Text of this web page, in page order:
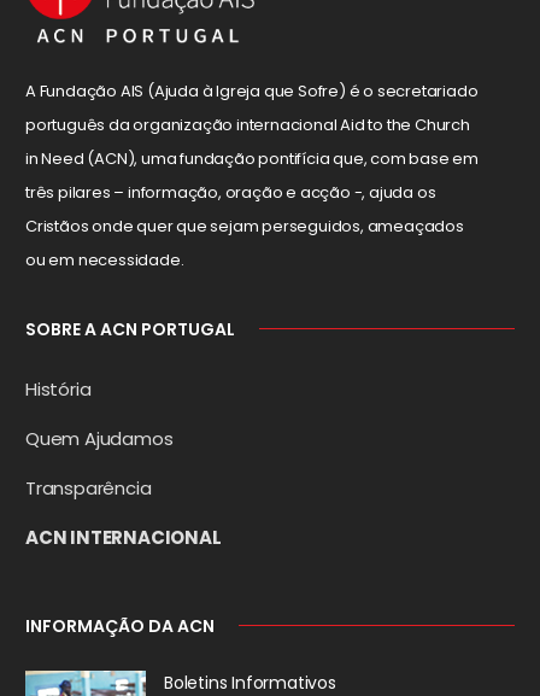
A Fundação AIS (Ajuda à Igreja que Sofre) é o secretariado
português da organização internacional Aid to the Church
in Need (ACN), uma fundação pontifícia que, com base em
três pilares – informação, oração e acção -, ajuda os
Cristãos onde quer que sejam perseguidos, ameaçados
ou em necessidade.
SOBRE A ACN PORTUGAL
História
Quem Ajudamos
Transparência
ACN INTERNACIONAL
INFORMAÇÃO DA ACN
Boletins Informativos